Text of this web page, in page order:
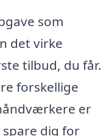
som
det virke
tilbud, du får.
forskellige
er
dig for